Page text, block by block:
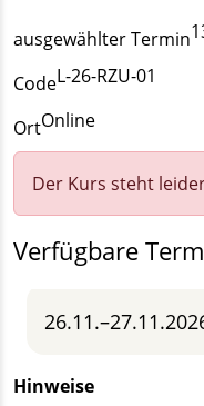
ausgewählter Termin
CodeL-26-RZU-01
OrtOnline
Der Kurs steht
Verfügbare
Hinweise